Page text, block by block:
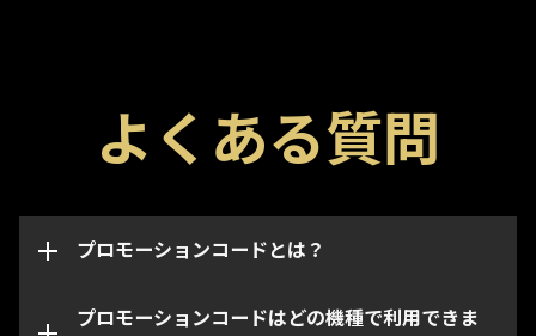
よくある質問
プロモーションコードとは？
どのゲーム内のアイテムを入手できる特殊コードで
す。各コードには取得可能期限があり、取得は一度限
アカウントに連携され、取得されたアカウントのイン
ベントリにのみアイテムが追加されます。
プロモーションコードはどの機種で利用できま
このページからはWarframeアカウントの機種・プラ
ットフォーム問わずプロモーションコードを適用でき
なお、特定のコードは指定された機種・プラットフォ
しい機種アカウントにログインしていることをご確認